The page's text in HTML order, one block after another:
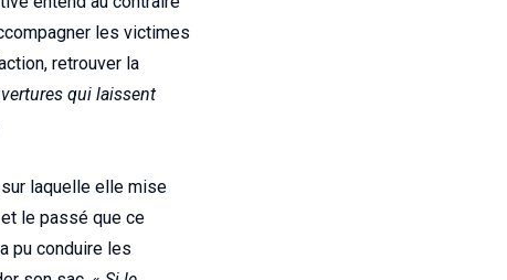
les victimes
retrouver la
qui laissent
laquelle elle mise
le passé que ce
pu conduire les